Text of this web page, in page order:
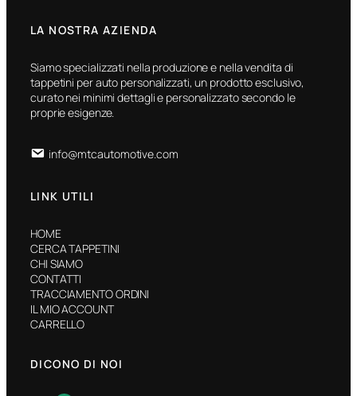
LA NOSTRA AZIENDA
Siamo specializzati nella produzione e nella vendita di
tappetini per auto personalizzati, un prodotto esclusivo,
curato nei minimi dettagli e personalizzato secondo le
proprie esigenze.
info@mtcautomotive.com
LINK UTILI
HOME
CERCA TAPPETINI
CHI SIAMO
CONTATTI
TRACCIAMENTO ORDINI
IL MIO ACCOUNT
CARRELLO
DICONO DI NOI